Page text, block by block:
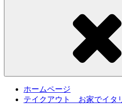
ホームページ
テイクアウト お家でイタ